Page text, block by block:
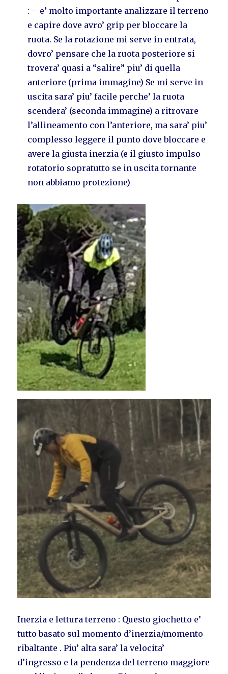
: – e’ molto importante analizzare il terreno
e capire dove avro’ grip per bloccare la
ruota. Se la rotazione mi serve in entrata,
dovro’ pensare che la ruota posteriore si
trovera’ quasi a “salire” piu’ di quella
anteriore (prima immagine) Se mi serve in
uscita sara’ piu’ facile perche’ la ruota
scendera’ (seconda immagine) a ritrovare
l’allineamento con l’anteriore, ma sara’ piu’
complesso leggere il punto dove bloccare e
avere la giusta inerzia (e il giusto impulso
rotatorio sopratutto se in uscita tornante
non abbiamo protezione)
Inerzia e lettura terreno : Questo giochetto e’
tutto basato sul momento d’inerzia/momento
ribaltante . Piu’ alta sara’ la velocita’
d’ingresso e la pendenza del terreno maggiore